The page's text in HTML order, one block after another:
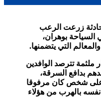
زرعت الرعب
بوهران،
التي يتضمنها.
تترصد الوافدين
بدافع السرقة،
على شخص كان مرفوقا
بالهرب من هؤلاء